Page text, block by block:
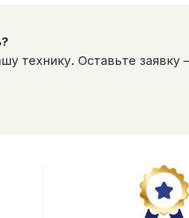
технику. Оставьте заявку